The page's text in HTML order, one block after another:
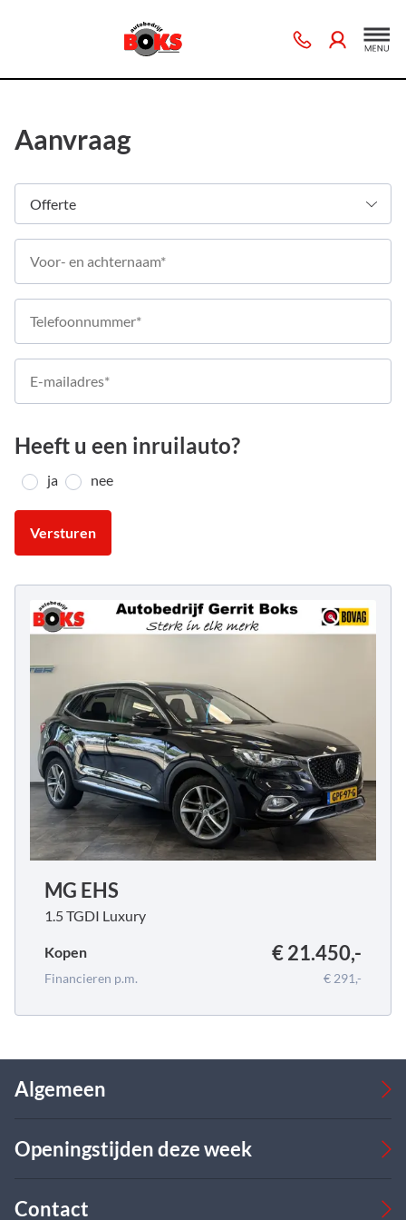
Aanvraag
Heeft u een inruilauto?
ja nee
Versturen
MG EHS
1.5 TGDI Luxury
Kopen € 21.450,-
Financieren p.m. € 291,-
Algemeen
Bedrijfswagens
Over ons
Openingstijden deze week
Ma
08:00 - 17:00
Contact